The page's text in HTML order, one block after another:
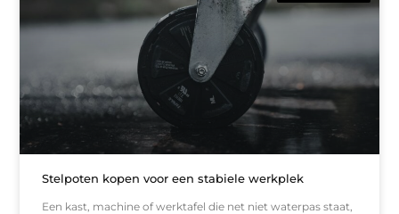
Stelpoten kopen voor een stabiele werkplek
Een kast, machine of werktafel die net niet waterpas staat,